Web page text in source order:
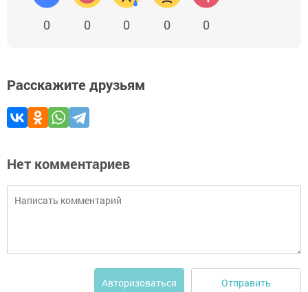
0 0 0 0 0
Расскажите друзьям
Нет комментариев
Авторизоваться Отправить